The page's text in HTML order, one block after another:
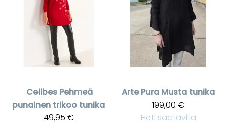
Cellbes Pehmeä
punainen trikoo tunika
49,95 €
Arte Pura Musta tunika
199,00 €
Heti saatavilla